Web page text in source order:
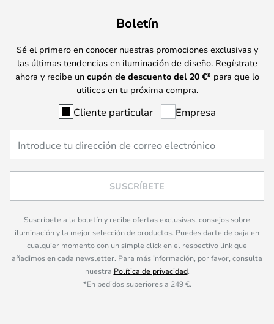
Boletín
Sé el primero en conocer nuestras promociones exclusivas y
las últimas tendencias en iluminación de diseño. Regístrate
ahora y recibe un cupón de descuento del 20 €* para que lo
utilices en tu próxima compra.
Cliente particular Empresa
SUSCRÍBETE
Suscríbete a la boletín y recibe ofertas exclusivas, consejos sobre
iluminación y la mejor selección de productos. Puedes darte de baja en
cualquier momento con un simple click en el respectivo link que
añadimos en cada newsletter. Para más información, por favor, consulta
nuestra Política de privacidad.
*En pedidos superiores a 249 €.